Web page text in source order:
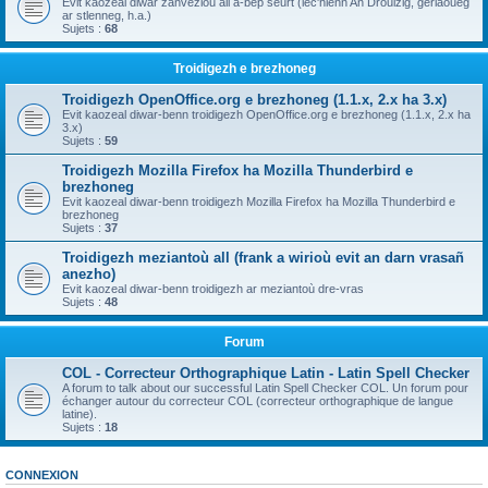
ar stlenneg, h.a.)
Sujets : 68
Troidigezh e brezhoneg
Troidigezh OpenOffice.org e brezhoneg (1.1.x, 2.x ha 3.x)
Evit kaozeal diwar-benn troidigezh OpenOffice.org e brezhoneg (1.1.x, 2.x ha
3.x)
Sujets : 59
Troidigezh Mozilla Firefox ha Mozilla Thunderbird e
brezhoneg
Evit kaozeal diwar-benn troidigezh Mozilla Firefox ha Mozilla Thunderbird e
brezhoneg
Sujets : 37
Troidigezh meziantoù all (frank a wirioù evit an darn vrasañ
anezho)
Evit kaozeal diwar-benn troidigezh ar meziantoù dre-vras
Sujets : 48
Forum
COL - Correcteur Orthographique Latin - Latin Spell Checker
A forum to talk about our successful Latin Spell Checker COL. Un forum pour
échanger autour du correcteur COL (correcteur orthographique de langue
latine).
Sujets : 18
CONNEXION